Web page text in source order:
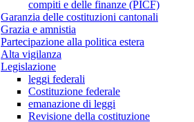
compiti e delle finanze (PICF)
Garanzia delle costituzioni cantonali
Grazia e amnistia
Partecipazione alla politica estera
Alta vigilanza
Legislazione
leggi federali
Costituzione federale
emanazione di leggi
Revisione della costituzione